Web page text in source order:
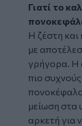
Γιατί το
Η ζέστη
με
γρήγορα. Η
πιο
μείωση στα
αρκετή για